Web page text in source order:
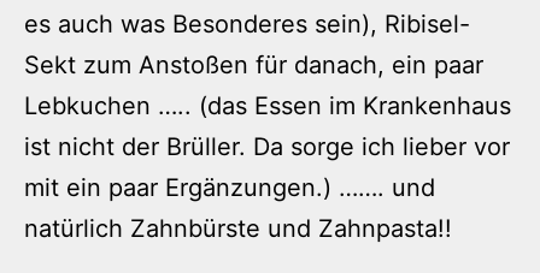
es auch was Besonderes sein), Ribisel-
Sekt zum Anstoßen für danach, ein paar
Lebkuchen ….. (das Essen im Krankenhaus
ist nicht der Brüller. Da sorge ich lieber vor
mit ein paar Ergänzungen.) ……. und
natürlich Zahnbürste und Zahnpasta!!